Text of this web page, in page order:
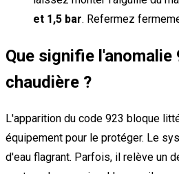
et 1,5 bar. Refermez
Que signifie
chaudière ?
L'apparition du code 923 bloque
équipement pour le protéger. Le
d'eau flagrant. Parfois, il relève un